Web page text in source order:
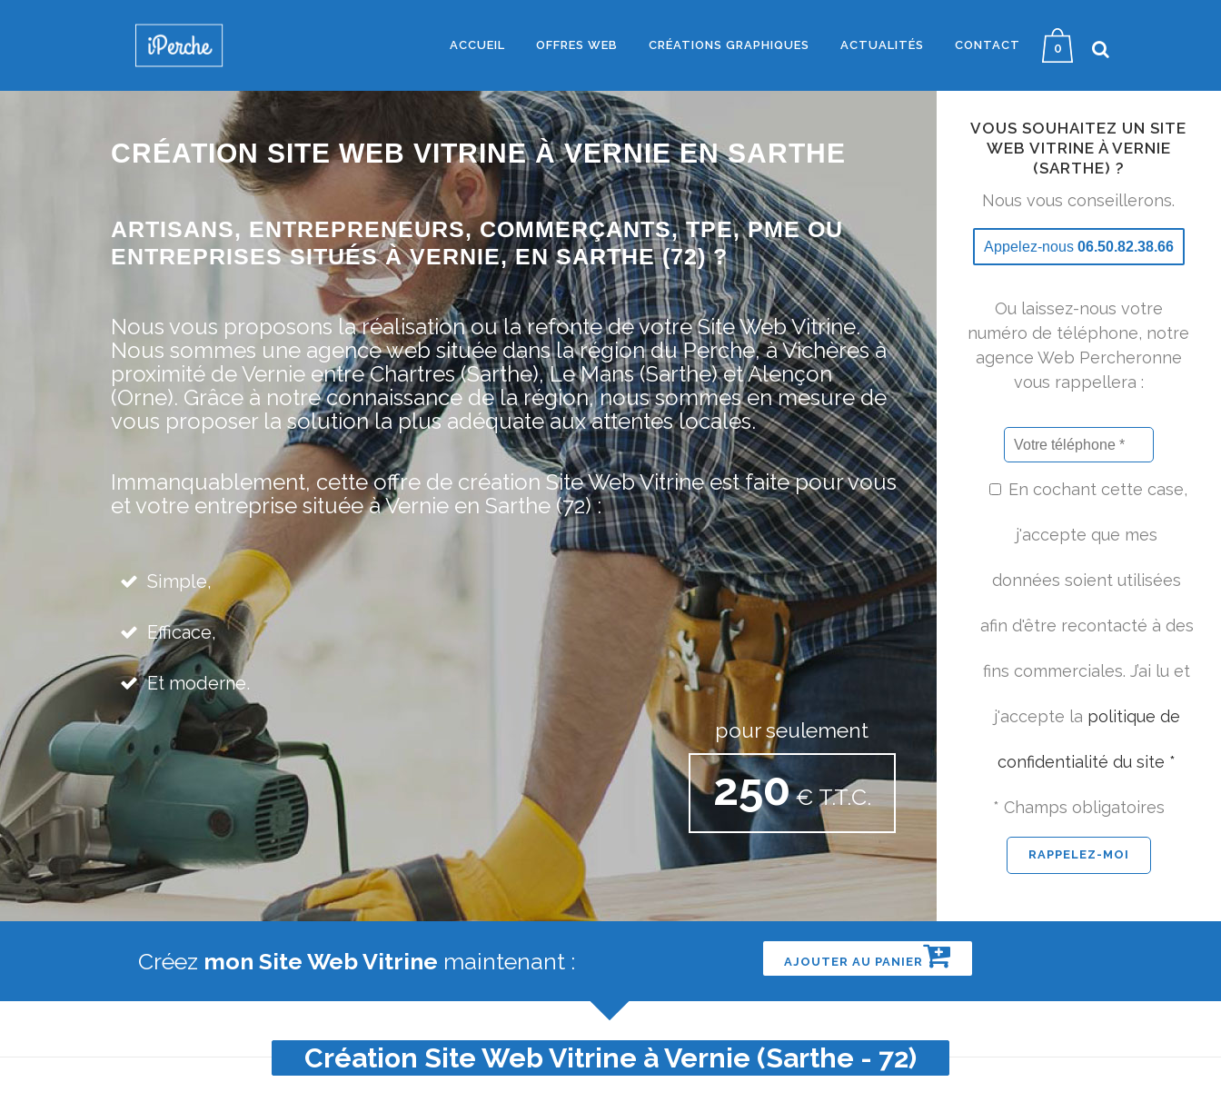
0
ACCUEIL OFFRES WEB CRÉATIONS GRAPHIQUES ACTUALITÉS CONTACT
CRÉATION SITE WEB VITRINE À VERNIE EN SARTHE
ARTISANS, ENTREPRENEURS, COMMERÇANTS, TPE, PME OU
ENTREPRISES SITUÉS À VERNIE, EN SARTHE (72) ?
Nous vous proposons la réalisation ou la refonte de votre Site Web Vitrine.
Nous sommes une agence web située dans la région du Perche, à Vichères à
proximité de Vernie entre Chartres (Sarthe), Le Mans (Sarthe) et Alençon
(Orne). Grâce à notre connaissance de la région, nous sommes en mesure de
vous proposer la solution la plus adéquate aux attentes locales.
Immanquablement, cette offre de création Site Web Vitrine est faite pour vous
et votre entreprise située à Vernie en Sarthe (72) :
Simple,
Efficace,
Et moderne.
pour seulement
250€ T.T.C.
VOUS SOUHAITEZ UN SITE
WEB VITRINE À VERNIE
(SARTHE) ?
Nous vous conseillerons.
Appelez-nous 06.50.82.38.66
Ou laissez-nous votre
numéro de téléphone, notre
agence Web Percheronne
vous rappellera :
En cochant cette case,
j'accepte que mes
données soient utilisées
afin d'être recontacté à des
fins commerciales. J’ai lu et
j'accepte la politique de
confidentialité du site *
* Champs obligatoires
Créez mon Site Web Vitrine maintenant : AJOUTER AU PANIER
Création Site Web Vitrine à Vernie (Sarthe - 72)